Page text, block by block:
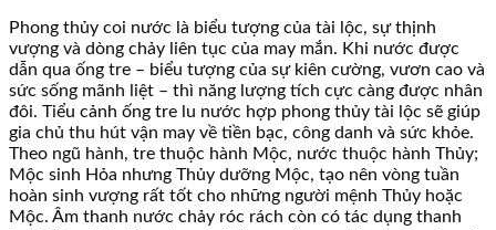
Phong thủy coi nước là biểu tượng của tài lộc, sự thịnh
vượng và dòng chảy liên tục của may mắn. Khi nước được
dẫn qua ống tre – biểu tượng của sự kiên cường, vươn cao và
sức sống mãnh liệt – thì năng lượng tích cực càng được nhân
đôi. Tiểu cảnh ống tre lu nước hợp phong thủy tài lộc sẽ giúp
gia chủ thu hút vận may về tiền bạc, công danh và sức khỏe.
Theo ngũ hành, tre thuộc hành Mộc, nước thuộc hành Thủy;
Mộc sinh Hỏa nhưng Thủy dưỡng Mộc, tạo nên vòng tuần
hoàn sinh vượng rất tốt cho những người mệnh Thủy hoặc
Mộc. Âm thanh nước chảy róc rách còn có tác dụng thanh